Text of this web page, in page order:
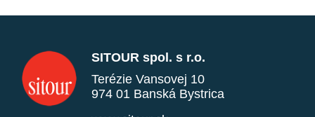
SITOUR spol. s r.o.
Terézie Vansovej 10
974 01 Banská Bystrica